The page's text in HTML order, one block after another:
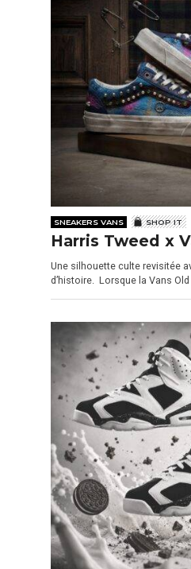
SNEAKERS VANS SHOP IT
Harris Tweed x
Une silhouette culte revisitée
d’histoire. Lorsque la Vans